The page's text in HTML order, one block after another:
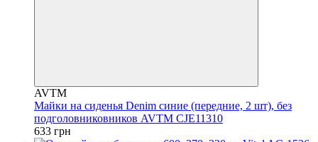
AVTM
Майки на сиденья Denim синие (передние, 2 шт), без
подголовниковников AVTM CJE11310
633 грн